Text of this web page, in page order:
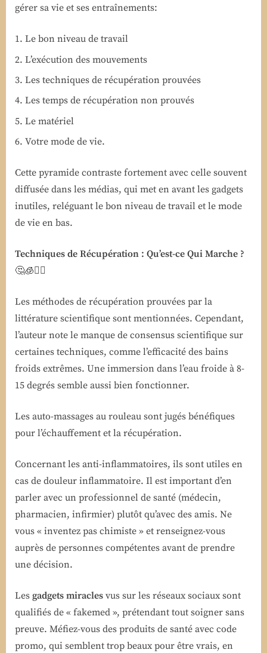
gérer sa vie et ses entraînements:
Le bon niveau de travail
L’exécution des mouvements
Les techniques de récupération prouvées
Les temps de récupération non prouvés
Le matériel
Votre mode de vie.
Cette pyramide contraste fortement avec celle souvent
diffusée dans les médias, qui met en avant les gadgets
inutiles, reléguant le bon niveau de travail et le mode
de vie en bas.
Techniques de Récupération : Qu’est-ce Qui Marche ?
🤔🧊💆‍♀️
Les méthodes de récupération prouvées par la
littérature scientifique sont mentionnées. Cependant,
l’auteur note le manque de consensus scientifique sur
certaines techniques, comme l’efficacité des bains
froids extrêmes. Une immersion dans l’eau froide à 8-
15 degrés semble aussi bien fonctionner.
Les auto-massages au rouleau sont jugés bénéfiques
pour l’échauffement et la récupération.
Concernant les anti-inflammatoires, ils sont utiles en
cas de douleur inflammatoire. Il est important d’en
parler avec un professionnel de santé (médecin,
pharmacien, infirmier) plutôt qu’avec des amis. Ne
vous « inventez pas chimiste » et renseignez-vous
auprès de personnes compétentes avant de prendre
une décision.
Les gadgets miracles vus sur les réseaux sociaux sont
qualifiés de « fakemed », prétendant tout soigner sans
preuve. Méfiez-vous des produits de santé avec code
promo, qui semblent trop beaux pour être vrais, en